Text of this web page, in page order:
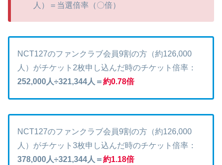
人）＝当選倍率（〇倍）
NCT127のファンクラブ会員9割の方（約126,000
人）がチケット2枚申し込んだ時のチケット倍率：
252,000人÷321,344人＝約0.78倍
NCT127のファンクラブ会員9割の方（約126,000
人）がチケット3枚申し込んだ時のチケット倍率：
378,000人÷321,344人＝約1.18倍